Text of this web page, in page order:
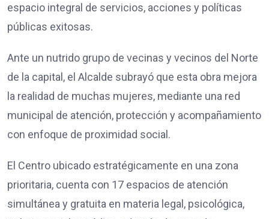
espacio integral de servicios, acciones y políticas
públicas exitosas.
Ante un nutrido grupo de vecinas y vecinos del Norte
de la capital, el Alcalde subrayó que esta obra mejora
la realidad de muchas mujeres, mediante una red
municipal de atención, protección y acompañamiento
con enfoque de proximidad social.
El Centro ubicado estratégicamente en una zona
prioritaria, cuenta con 17 espacios de atención
simultánea y gratuita en materia legal, psicológica,